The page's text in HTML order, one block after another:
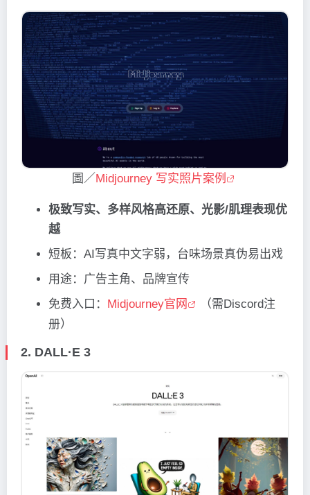
圖／Midjourney 写实照片案例
极致写实、多样风格高还原、光影/肌理表现优
越
短板：AI写真中文字弱，台味场景真伪易出戏
用途：广告主角、品牌宣传
免费入口： Midjourney官网
（需Discord注
册）
2. DALL·E 3